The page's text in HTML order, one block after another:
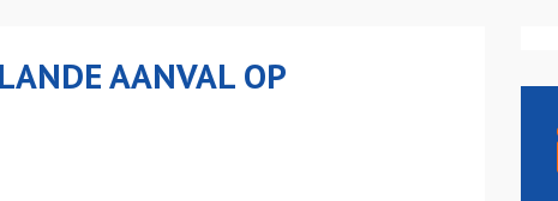
AANVAL OP